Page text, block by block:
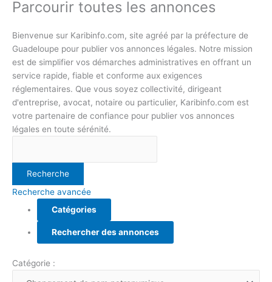
Parcourir toutes les annonces
Bienvenue sur Karibinfo.com, site agréé par la préfecture de
Guadeloupe pour publier vos annonces légales. Notre mission
est de simplifier vos démarches administratives en offrant un
service rapide, fiable et conforme aux exigences
réglementaires. Que vous soyez collectivité, dirigeant
d'entreprise, avocat, notaire ou particulier, Karibinfo.com est
votre partenaire de confiance pour publier vos annonces
légales en toute sérénité.
Recherche avancée
Catégories
Rechercher des annonces
Catégorie :